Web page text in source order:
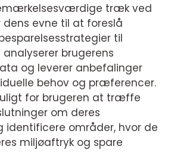
træk ved
dens evne til at foreslå
til
analyserer brugerens
og leverer anbefalinger
behov og præferencer.
for brugeren at træffe
om deres
identificere områder, hvor de
miljøaftryk og spare